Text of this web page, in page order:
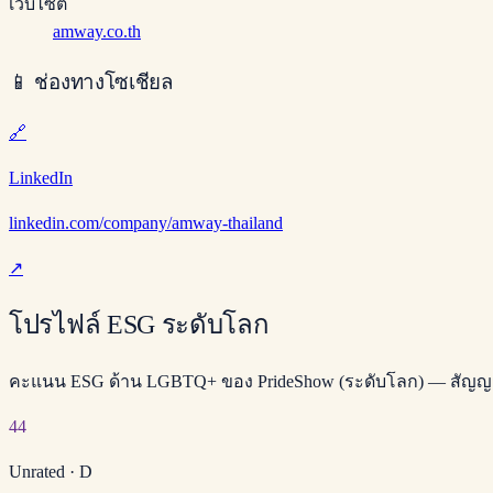
เว็บไซต์
amway.co.th
📱 ช่องทางโซเชียล
🔗
LinkedIn
linkedin.com/company/amway-thailand
↗
โปรไฟล์ ESG ระดับโลก
คะแนน ESG ด้าน LGBTQ+ ของ PrideShow (ระดับโลก) — สั
44
Unrated · D